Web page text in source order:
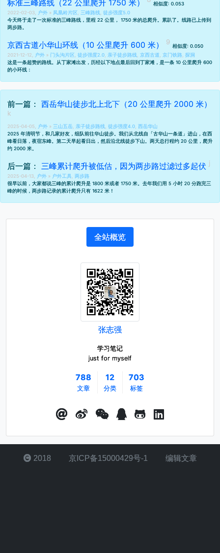
标准三峰路线（22 公里爬升 1750 米）
相似度: 0.053
2022-02-03,
户外 » 凤凰岭片区 三峰路线 徒步强度5.0
今天终于走了一次标准的三峰路线，里程 22 公里， 1750 米的总爬升。累趴了。线路已上传到
两步路
京西古道小华山环线（10 公里爬升 600 米）
相似度: 0.050
2021-12-12,
户外 » 门头沟片区 徒步强度2.0 亲子徒步路线 京西古道 京门铁路 探洞
这是一条超赞的路线。从丁家滩出发，历经以下地点最后回到丁家滩，是一条 10 公里爬升 600
的小环线：
前一篇： 西岳华山徒步北上北下（20 公里爬升 2000 米）
2025-04-05, 户外 » 三山五岳 亲子徒步路线 徒步强度4.0 西岳华山
2025 年清明节，和几家好友，组队前往华山徒步。我们从北线自「古华山一条道」进山，在西
峰看日落，夜宿东峰。第二天早起看日出，然后沿北线徒步下山。两天总行程约 20 公里，爬升
约 2000 米。
后一篇： 三峰累计爬升被低估，因为两步路过滤过多起伏
2025-04-13, 户外 » 户外工具 两步路
很早以前，大家都说三峰的累计爬升是 1800 米或者 1750 米。去年我们用 5 小时 20 分跑完三
峰的时候，两步路记录的累计爬升只有 1622 米！
全站概览
张志强
学习笔记
just for myself
788
文章
12
分类
703
标签
2018 京ICP备15000429号-1 编辑文章